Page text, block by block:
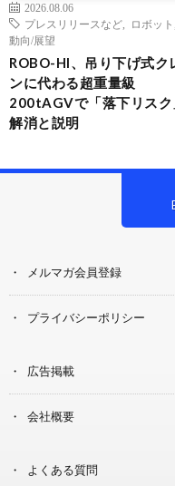
2026.08.06
プレスリリースなど
ロボット
動向/展望
ROBO-HI、吊り下げ式ク
ンに代わる超重量級
200tAGVで「落下リスク
解消と説明
メルマガ会員登録
プライバシーポリシー
広告掲載
会社概要
よくある質問